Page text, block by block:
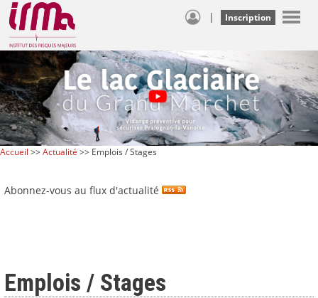
| Inscription
Accueil >>Actualité >> Emplois / Stages
Abonnez-vous au flux d'actualité
Emplois / Stages